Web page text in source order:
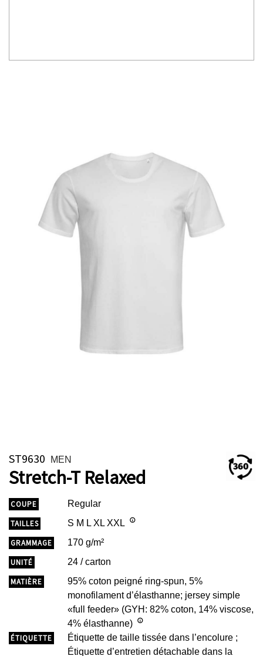
ST9630 MEN
Stretch-T Relaxed
COUPE
Regular
TAILLES
S M L XL XXL
GRAMMAGE
170 g/m²
UNITÉ
24 / carton
MATIÈRE
95% coton peigné ring-spun, 5%
monofilament d’élasthanne; jersey simple
«full feeder» (GYH: 82% coton, 14% viscose,
4% élasthanne)
ÉTIQUETTE
Étiquette de taille tissée dans l’encolure ;
Étiquette d’entretien détachable dans la